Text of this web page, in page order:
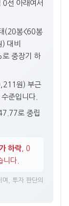
선 아래여서
(20봉<60봉
대비
중장기 하
원) 부근
준입니다.
로 중립
하락, 0
니다.
, 투자 판단의